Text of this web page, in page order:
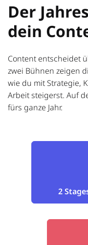
Der
dein
Content entscheidet
zwei Bühnen zeigen
wie du mit Strategie,
Arbeit steigerst. Auf
fürs ganze Jahr.
2